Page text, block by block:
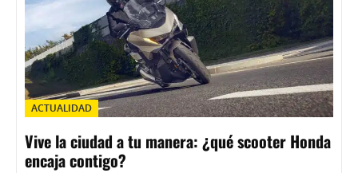
ACTUALIDAD
Vive la ciudad a tu manera: ¿qué scooter Honda
encaja contigo?